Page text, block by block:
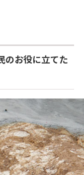
のお役に立てた